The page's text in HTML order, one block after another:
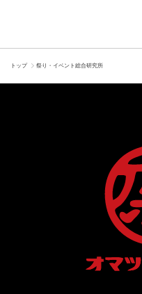
トップ 祭り・イベント総合研究所